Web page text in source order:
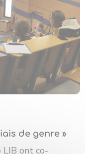
de genre »
LIB ont co-